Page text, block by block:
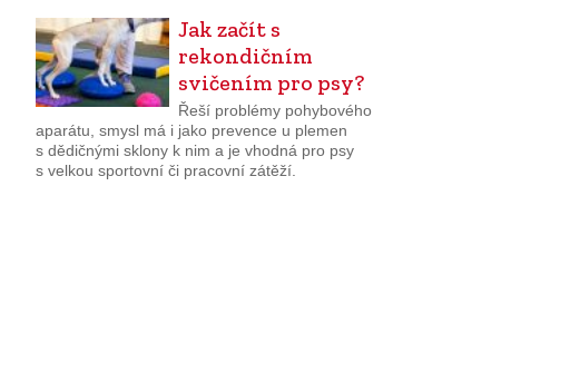
Jak začít s
rekondičním
svičením pro psy?
Řeší problémy pohybového
aparátu, smysl má i jako prevence u plemen
s dědičnými sklony k nim a je vhodná pro psy
s velkou sportovní či pracovní zátěží.